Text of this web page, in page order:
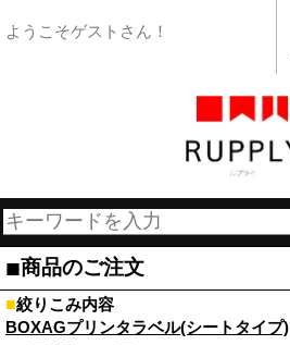
ようこそゲストさん！
■商品のご注文
■絞りこみ内容
BOXAGプリンタラベル(シートタイプ)